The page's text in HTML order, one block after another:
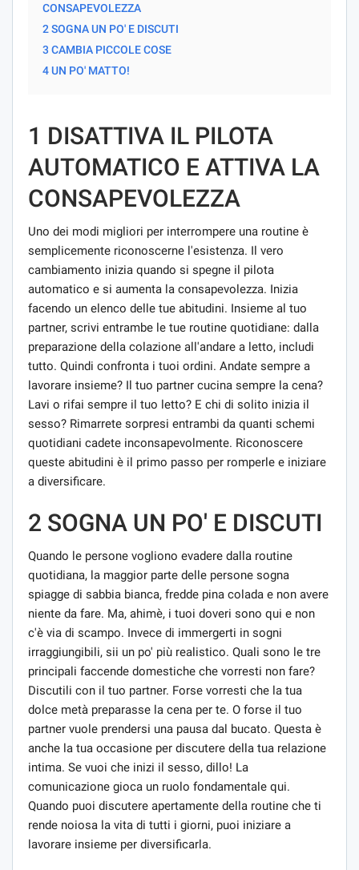
CONSAPEVOLEZZA
2 SOGNA UN PO' E DISCUTI
3 CAMBIA PICCOLE COSE
4 UN PO' MATTO!
1 DISATTIVA IL PILOTA
AUTOMATICO E ATTIVA LA
CONSAPEVOLEZZA
Uno dei modi migliori per interrompere una routine è
semplicemente riconoscerne l'esistenza. Il vero
cambiamento inizia quando si spegne il pilota
automatico e si aumenta la consapevolezza. Inizia
facendo un elenco delle tue abitudini. Insieme al tuo
partner, scrivi entrambe le tue routine quotidiane: dalla
preparazione della colazione all'andare a letto, includi
tutto. Quindi confronta i tuoi ordini. Andate sempre a
lavorare insieme? Il tuo partner cucina sempre la cena?
Lavi o rifai sempre il tuo letto? E chi di solito inizia il
sesso? Rimarrete sorpresi entrambi da quanti schemi
quotidiani cadete inconsapevolmente. Riconoscere
queste abitudini è il primo passo per romperle e iniziare
a diversificare.
2 SOGNA UN PO' E DISCUTI
Quando le persone vogliono evadere dalla routine
quotidiana, la maggior parte delle persone sogna
spiagge di sabbia bianca, fredde pina colada e non avere
niente da fare. Ma, ahimè, i tuoi doveri sono qui e non
c'è via di scampo. Invece di immergerti in sogni
irraggiungibili, sii un po' più realistico. Quali sono le tre
principali faccende domestiche che vorresti non fare?
Discutili con il tuo partner. Forse vorresti che la tua
dolce metà preparasse la cena per te. O forse il tuo
partner vuole prendersi una pausa dal bucato. Questa è
anche la tua occasione per discutere della tua relazione
intima. Se vuoi che inizi il sesso, dillo! La
comunicazione gioca un ruolo fondamentale qui.
Quando puoi discutere apertamente della routine che ti
rende noiosa la vita di tutti i giorni, puoi iniziare a
lavorare insieme per diversificarla.